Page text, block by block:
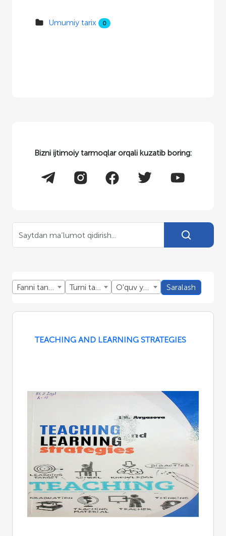
Umumiy tarix 0
Bizni ijtimoiy tarmoqlar orqali kuzatib boring:
Fanni tanlang Turni tanlang O'quv yillini tanlang Saralash
TEACHING AND LEARNING STRATEGIES